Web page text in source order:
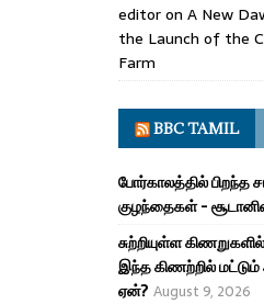
editoron A New
the Launch of the
Farm
BBC TAMIL
போர்காலத்தில் பிறந்த
குழந்தைகள் -
சுற்றியுள்ள
இந்த கிணற்றில்
ஏன்? August 9, 2026